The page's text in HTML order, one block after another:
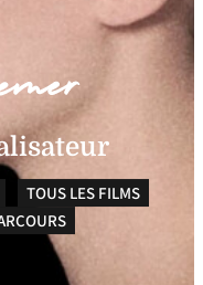
TOUS LES FILMS